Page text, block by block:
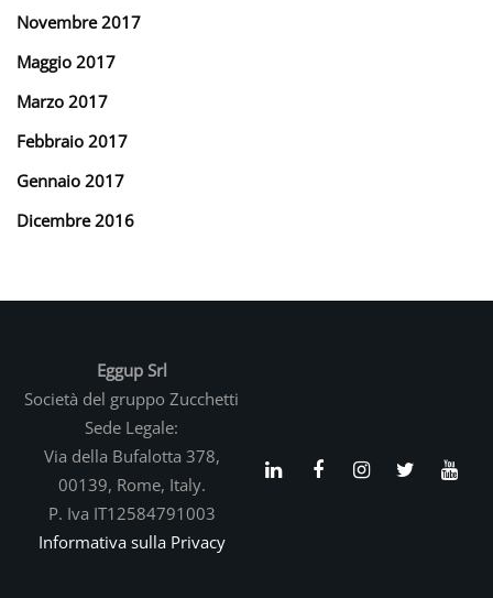
Novembre 2017
Maggio 2017
Marzo 2017
Febbraio 2017
Gennaio 2017
Dicembre 2016
Eggup Srl
Società del gruppo Zucchetti
Sede Legale:
Via della Bufalotta 378,
00139, Rome, Italy.
P. Iva IT12584791003
Informativa sulla Privacy